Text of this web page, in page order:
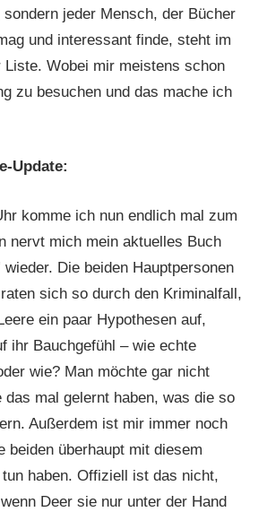
jeder Mensch, der Bücher
und interessant finde, steht im
Liste. Wobei mir meistens schon
zu besuchen und das mache ich
Update:
komme ich nun endlich mal zum
nervt mich mein aktuelles Buch
wieder. Die beiden Hauptpersonen
sich so durch den Kriminalfall,
ein paar Hypothesen auf,
ihr Bauchgefühl – wie echte
wie? Man möchte gar nicht
das mal gelernt haben, was die so
Außerdem ist mir immer noch
beiden überhaupt mit diesem
haben. Offiziell ist das nicht,
Deer sie nur unter der Hand